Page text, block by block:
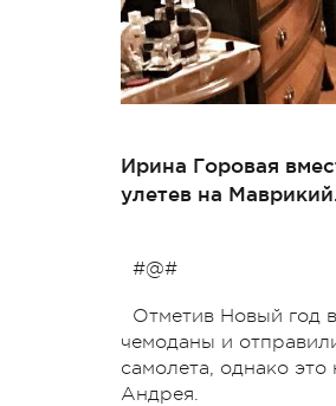
Ирина Горовая
улетев на
#@#
Отметив Новый год
чемоданы и
самолета, однако
Андрея.